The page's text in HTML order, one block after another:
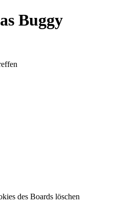
Buggy
des Boards löschen